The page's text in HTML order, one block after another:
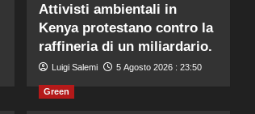
Attivisti ambientali in
Kenya protestano contro la
raffineria di un miliardario.
Luigi Salemi 5 Agosto 2026 : 23:50
Green